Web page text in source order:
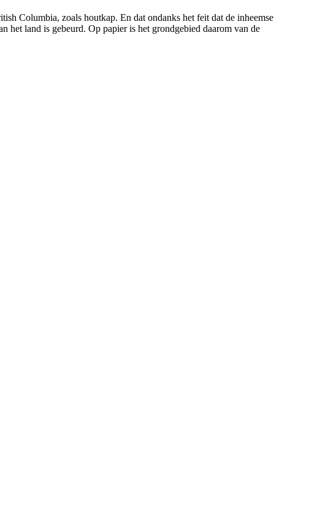
Columbia, zoals houtkap. En dat ondanks het feit dat de inheemse
het land is gebeurd. Op papier is het grondgebied daarom van de